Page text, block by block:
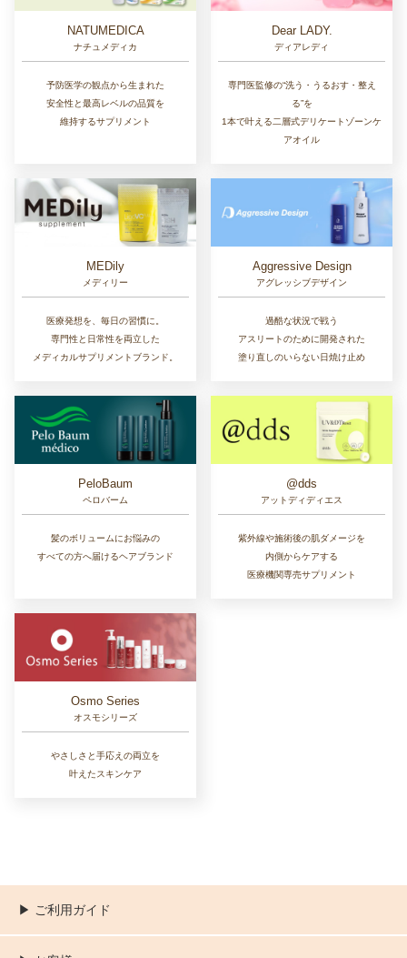
NATUMEDICA
ナチュメディカ
予防医学の観点から生まれた
安全性と最高レベルの品質を
維持するサプリメント
Dear LADY.
ディアレディ
専門医監修の“洗う・うるおす・整え
る”を
1本で叶える二層式デリケートゾーンケ
アオイル
MEDily
メディリー
医療発想を、毎日の習慣に。
専門性と日常性を両立した
メディカルサプリメントブランド。
Aggressive Design
アグレッシブデザイン
過酷な状況で戦う
アスリートのために開発された
塗り直しのいらない日焼け止め
PeloBaum
ペロバーム
髪のボリュームにお悩みの
すべての方へ届けるヘアブランド
@dds
アットディディエス
紫外線や施術後の肌ダメージを
内側からケアする
医療機関専売サプリメント
Osmo Series
オスモシリーズ
やさしさと手応えの両立を
叶えたスキンケア
▶︎ ご利用ガイド
ご利用ガイド
決済／配送／送料について
取り扱い商品一覧
顧客情報の取扱について
特定商取引法の表記